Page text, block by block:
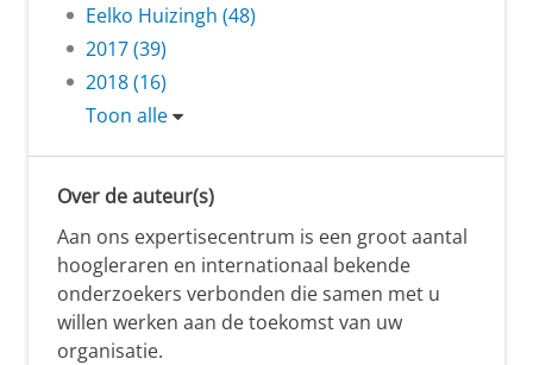
Eelko Huizingh (48)
2017 (39)
2018 (16)
Toon alle
Over de auteur(s)
Aan ons expertisecentrum is een groot aantal
hoogleraren en internationaal bekende
onderzoekers verbonden die samen met u
willen werken aan de toekomst van uw
organisatie.